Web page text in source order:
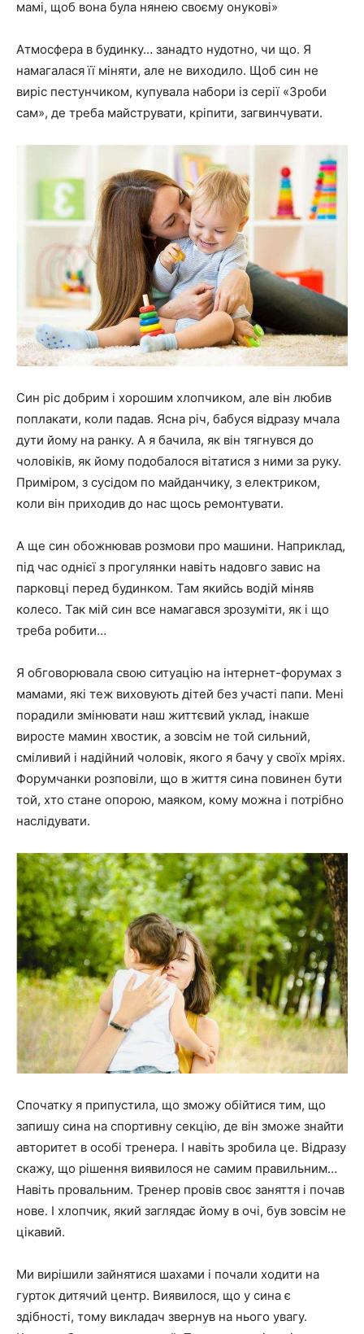
мамі, щоб вона була нянею своєму онукові»
Атмосфера в будинку… занадто нудотно, чи що. Я
намагалася її міняти, але не виходило. Щоб син не
виріс пестунчиком, купувала набори із серії «Зроби
сам», де треба майструвати, кріпити, загвинчувати.
Син ріс добрим і хорошим хлопчиком, але він любив
поплакати, коли падав. Ясна річ, бабуся відразу мчала
дути йому на ранку. А я бачила, як він тягнувся до
чоловіків, як йому подобалося вітатися з ними за руку.
Приміром, з сусідом по майданчику, з електриком,
коли він приходив до нас щось ремонтувати.
А ще син обожнював розмови про машини. Наприклад,
під час однієї з прогулянки навіть надовго завис на
парковці перед будинком. Там якийсь водій міняв
колесо. Так мій син все намагався зрозуміти, як і що
треба робити…
Я обговорювала свою ситуацію на інтернет-форумах з
мамами, які теж виховують дітей без участі папи. Мені
порадили змінювати наш життєвий уклад, інакше
виросте мамин хвостик, а зовсім не той сильний,
сміливий і надійний чоловік, якого я бачу у своїх мріях.
Форумчанки розповіли, що в життя сина повинен бути
той, хто стане опорою, маяком, кому можна і потрібно
наслідувати.
Спочатку я припустила, що зможу обійтися тим, що
запишу сина на спортивну секцію, де він зможе знайти
авторитет в особі тренера. І навіть зробила це. Відразу
скажу, що рішення виявилося не самим правильним…
Навіть провальним. Тренер провів своє заняття і почав
нове. І хлопчик, який заглядає йому в очі, був зовсім не
цікавий.
Ми вирішили зайнятися шахами і почали ходити на
гурток дитячий центр. Виявилося, що у сина є
здібності, тому викладач звернув на нього увагу.